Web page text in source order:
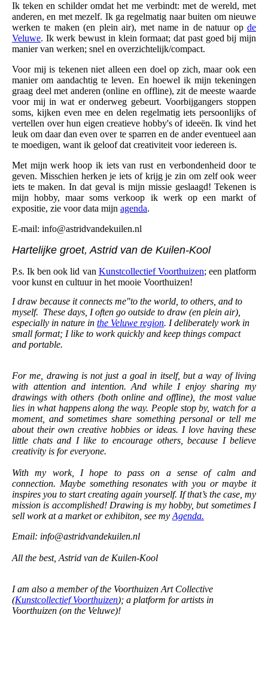
Ik teken en schilder omdat het me verbindt: met de wereld, met
anderen, en met mezelf. Ik ga regelmatig naar buiten om nieuwe
werken te maken (en plein air), met name in de natuur op de
Veluwe. Ik werk bewust in klein formaat; dat past goed bij mijn
manier van werken; snel en overzichtelijk/compact.
Voor mij is tekenen niet alleen een doel op zich, maar ook een
manier om aandachtig te leven. En hoewel ik mijn tekeningen
graag deel met anderen (online en offline), zit de meeste waarde
voor mij in wat er onderweg gebeurt. Voorbijgangers stoppen
soms, kijken even mee en delen regelmatig iets persoonlijks of
vertellen over hun eigen creatieve hobby's of ideeën. Ik vind het
leuk om daar dan even over te sparren en de ander eventueel aan
te moedigen, want ik geloof dat creativiteit voor iedereen is.
Met mijn werk hoop ik iets van rust en verbondenheid door te
geven. Misschien herken je iets of krijg je zin om zelf ook weer
iets te maken. In dat geval is mijn missie geslaagd! Tekenen is
mijn hobby, maar soms verkoop ik werk opeen markt of
expositie, zie voor data mijn agenda.
E-mail: info@astridvandekuilen.nl
Hartelijke groet, Astrid van de Kuilen-Kool
P.s. Ik ben ook lid van Kunstcollectief Voorthuizen; een platform
voor kunst en cultuur in het mooie Voorthuizen!
I draw because it connects me"to the world, to others, and to
myself. These days, I often go outside to draw (en plein air),
especially in nature in the Veluwe region. I deliberately work in
small format; I like to work quickly and keep things compact
and portable.
For me, drawing is not just a goal in itself, but a way of living
with attention and intention. And while I enjoy sharing my
drawings with others (both online and offline), the most value
lies in what happens along the way. People stop by, watch for a
moment, and sometimes share something personal or tell me
about their own creative hobbies or ideas. I love having these
little chats and I like to encourage others, because I believe
creativity is for everyone.
With my work, I hope to pass on a sense of calm and
connection. Maybe something resonates with you or maybe it
inspires you to start creating again yourself. If that’s the case, my
mission is accomplished! Drawing is my hobby, but sometimes I
sell work at a market or exhibiton, see my Agenda.
Email: info@astridvandekuilen.nl
All the best, Astrid van de Kuilen-Kool
I am also a member of the Voorthuizen Art Collective
(Kunstcollectief Voorthuizen); a platform for artists in
Voorthuizen (on the Veluwe)!